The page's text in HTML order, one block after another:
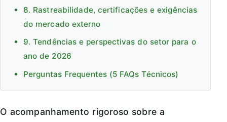
8. Rastreabilidade, certificações e exigências
do mercado externo
9. Tendências e perspectivas do setor para o
ano de 2026
Perguntas Frequentes (5 FAQs Técnicos)
O acompanhamento rigoroso sobre a